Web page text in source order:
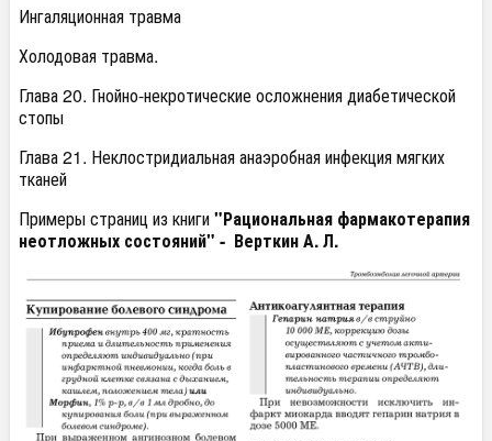
Ингаляционная травма
Холодовая травма.
Глава 20. Гнойно-некротические осложнения диабетической
стопы
Глава 21. Неклостридиальная анаэробная инфекция мягких
тканей
Примеры страниц из книги"Рациональная фармакотерапия
неотложных состояний" - Верткин А. Л.